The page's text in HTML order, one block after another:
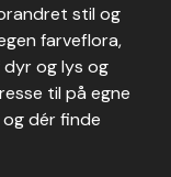
stil og
farveflora,
og lys og
til på egne
dér finde